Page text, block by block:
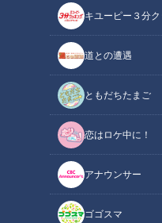
キユーピー３分
道との遭遇
ともだちたまご
恋はロケ中に！
アナウンサー
ゴゴスマ
チャント！
食べなきゃ損する
地元の食べなきゃ損する
中川区にあるハローキッド
稲沢市にある17Bakeryの
この記事を見たあなた